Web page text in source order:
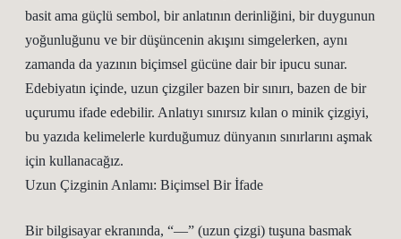
basit ama güçlü sembol, bir anlatının derinliğini, bir duygunun
yoğunluğunu ve bir düşüncenin akışını simgelerken, aynı
zamanda da yazının biçimsel gücüne dair bir ipucu sunar.
Edebiyatın içinde, uzun çizgiler bazen bir sınırı, bazen de bir
uçurumu ifade edebilir. Anlatıyı sınırsız kılan o minik çizgiyi,
bu yazıda kelimelerle kurduğumuz dünyanın sınırlarını aşmak
için kullanacağız.
Uzun Çizginin Anlamı: Biçimsel Bir İfade
Bir bilgisayar ekranında, “—” (uzun çizgi) tuşuna basmak